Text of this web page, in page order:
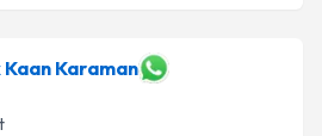
Kaan Karaman